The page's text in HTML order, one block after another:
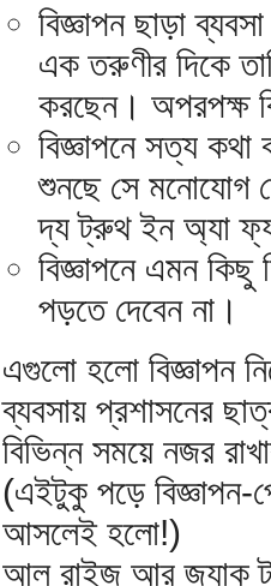
বিজ্ঞাপন ছাড়া
এক তরুণীর দিকে
করছেন। অপরপক্ষ
বিজ্ঞাপনে সত্য
শুনছে সে মনোযোগ
দ্য ট্রুথ ইন অ্যা
বিজ্ঞাপনে এমন
পড়তে দেবেন না।
এগুলো হলো বিজ্ঞাপন
ব্যবসায় প্রশাসনের
বিভিন্ন সময়ে নজর
(এইটুকু পড়ে বিজ্ঞাপন-
আসলেই হলো!)
আল রাইজ আর জ্যাক